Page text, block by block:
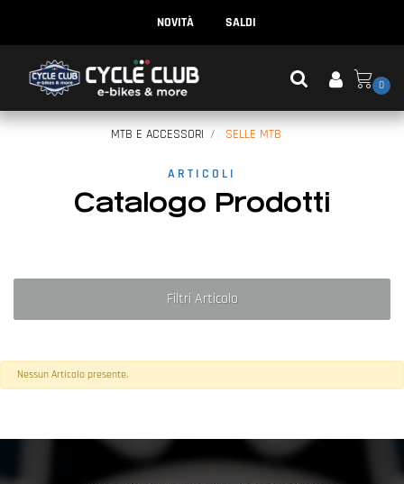
NOVITÀ SALDI
0
MTB E ACCESSORI SELLE MTB
ARTICOLI
Catalogo Prodotti
Filtri Articolo
Nessun Articolo presente.